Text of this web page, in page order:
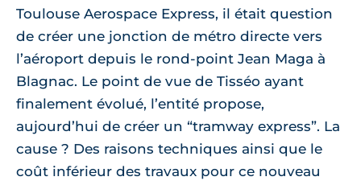
Toulouse Aerospace Express, il était question
de créer une jonction de métro directe vers
l’aéroport depuis le rond-point Jean Maga à
Blagnac. Le point de vue de Tisséo ayant
finalement évolué, l’entité propose,
aujourd’hui de créer un “tramway express”. La
cause ? Des raisons techniques ainsi que le
coût inférieur des travaux pour ce nouveau